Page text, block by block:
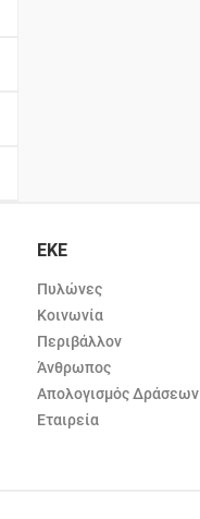
ΕΚΕ
Πυλώνες
Κοινωνία
Περιβάλλον
Άνθρωπος
Απολογισμός Δράσεων
Εταιρεία